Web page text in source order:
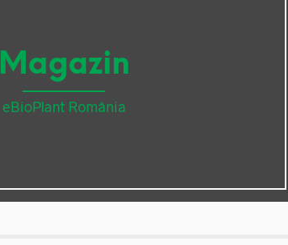
Magazin
eBioPlant România